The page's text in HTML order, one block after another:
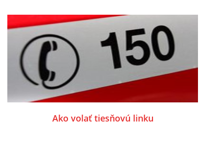
Ako volať tiesňovú linku